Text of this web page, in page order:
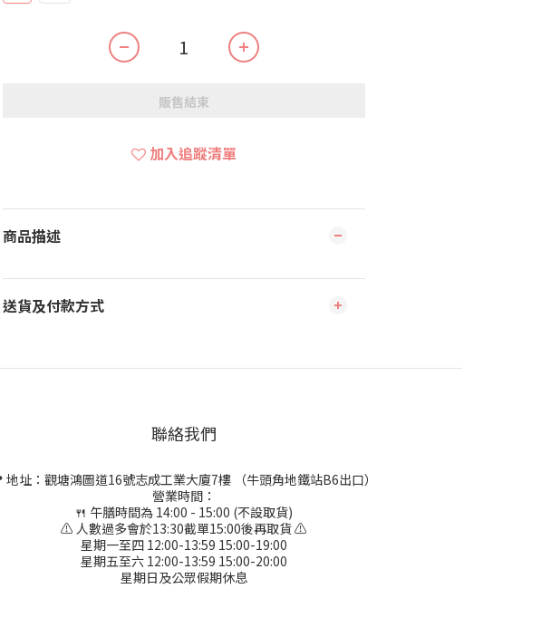
販售結束
加入追蹤清單
商品描述
送貨及付款方式
聯絡我們
地址：觀塘鴻圖道16號志成工業大廈7樓 （牛頭角地鐵站B6出口）
營業時間：
🍴 午膳時間為 14:00 - 15:00 (不設取貨)
⚠ 人數過多會於13:30截單15:00後再取貨 ⚠
星期一至四 12:00-13:59 15:00-19:00
星期五至六 12:00-13:59 15:00-20:00
星期日及公眾假期休息